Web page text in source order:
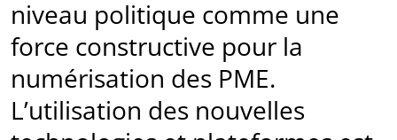
niveau politique comme une
force constructive pour la
numérisation des PME.
L’utilisation des nouvelles